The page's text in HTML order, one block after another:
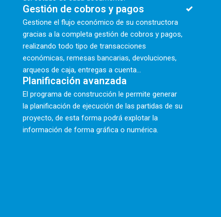
Gestión de cobros y pagos
Gestione el flujo económico de su constructora
gracias a la completa gestión de cobros y pagos,
realizando todo tipo de transacciones
económicas, remesas bancarias, devoluciones,
arqueos de caja, entregas a cuenta...
Planificación avanzada
El programa de construcción le permite generar
la planificación de ejecución de las partidas de su
proyecto, de esta forma podrá explotar la
información de forma gráfica o numérica.